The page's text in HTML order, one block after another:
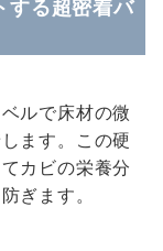
る超密着バ
ルで床材の微
ます。この硬
カビの栄養分
ぎます。